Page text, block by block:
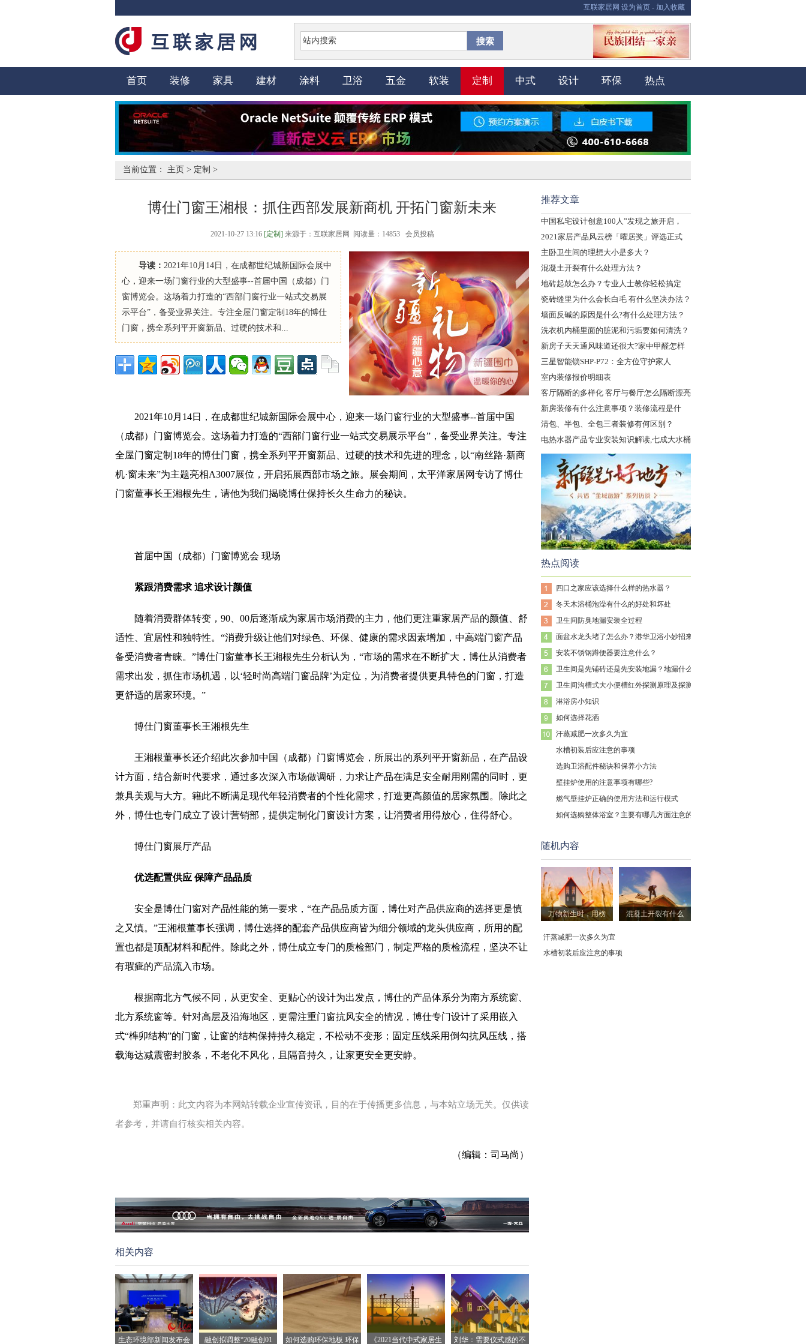
互联家居网 设为首页 - 加入收藏
搜索
首页 装修 家具 建材 涂料 卫浴 五金 软装 定制 中式 设计 环保 热点
当前位置： 主页 > 定制 >
博仕门窗王湘根：抓住西部发展新商机 开拓门窗新未来
2021-10-27 13:16 [定制] 来源于：互联家居网 阅读量：14853 会员投稿
导读： 2021年10月14日，在成都世纪城新国际会展中
心，迎来一场门窗行业的大型盛事--首届中国（成都）门
窗博览会。这场着力打造的“西部门窗行业一站式交易展
示平台”，备受业界关注。专注全屋门窗定制18年的博仕
门窗，携全系列平开窗新品、过硬的技术和...
2021年10月14日，在成都世纪城新国际会展中心，迎来一场门窗行业的大型盛事--首届中国
（成都）门窗博览会。这场着力打造的“西部门窗行业一站式交易展示平台”，备受业界关注。专注
全屋门窗定制18年的博仕门窗，携全系列平开窗新品、过硬的技术和先进的理念，以“南丝路·新商
机·窗未来”为主题亮相A3007展位，开启拓展西部市场之旅。展会期间，太平洋家居网专访了博仕
门窗董事长王湘根先生，请他为我们揭晓博仕保持长久生命力的秘诀。
首届中国（成都）门窗博览会 现场
紧跟消费需求 追求设计颜值
随着消费群体转变，90、00后逐渐成为家居市场消费的主力，他们更注重家居产品的颜值、舒
适性、宜居性和独特性。“消费升级让他们对绿色、环保、健康的需求因素增加，中高端门窗产品
备受消费者青睐。”博仕门窗董事长王湘根先生分析认为，“市场的需求在不断扩大，博仕从消费者
需求出发，抓住市场机遇，以‘轻时尚高端门窗品牌’为定位，为消费者提供更具特色的门窗，打造
更舒适的居家环境。”
博仕门窗董事长王湘根先生
王湘根董事长还介绍此次参加中国（成都）门窗博览会，所展出的系列平开窗新品，在产品设
计方面，结合新时代要求，通过多次深入市场做调研，力求让产品在满足安全耐用刚需的同时，更
兼具美观与大方。籍此不断满足现代年轻消费者的个性化需求，打造更高颜值的居家氛围。除此之
外，博仕也专门成立了设计营销部，提供定制化门窗设计方案，让消费者用得放心，住得舒心。
博仕门窗展厅产品
优选配置供应 保障产品品质
安全是博仕门窗对产品性能的第一要求，“在产品品质方面，博仕对产品供应商的选择更是慎
之又慎。”王湘根董事长强调，博仕选择的配套产品供应商皆为细分领域的龙头供应商，所用的配
置也都是顶配材料和配件。除此之外，博仕成立专门的质检部门，制定严格的质检流程，坚决不让
有瑕疵的产品流入市场。
根据南北方气候不同，从更安全、更贴心的设计为出发点，博仕的产品体系分为南方系统窗、
北方系统窗等。针对高层及沿海地区，更需注重门窗抗风安全的情况，博仕专门设计了采用嵌入
式“榫卯结构”的门窗，让窗的结构保持持久稳定，不松动不变形；固定压线采用倒勾抗风压线，搭
载海达减震密封胶条，不老化不风化，且隔音持久，让家更安全更安静。
郑重声明：此文内容为本网站转载企业宣传资讯，目的在于传播更多信息，与本站立场无关。仅供读
者参考，并请自行核实相关内容。
（编辑：司马尚）
相关内容
生态环境部新闻发布会 融创拟调整“20融创01 如何选购环保地板 环保 《2021当代中式家居生 刘华：需要仪式感的不
推荐文章
中国私宅设计创意100人”发现之旅开启，
2021家居产品风云榜「曜居奖」评选正式
主卧卫生间的理想大小是多大？
混凝土开裂有什么处理方法？
地砖起鼓怎么办？专业人士教你轻松搞定
瓷砖缝里为什么会长白毛 有什么坚决办法？
墙面反碱的原因是什么?有什么处理方法？
洗衣机内桶里面的脏泥和污垢要如何清洗？
新房子天天通风味道还很大?家中甲醛怎样
才
三星智能锁SHP-P72：全方位守护家人
室内装修报价明细表
客厅隔断的多样化 客厅与餐厅怎么隔断漂亮
新房装修有什么注意事项？装修流程是什
么？
清包、半包、全包三者装修有何区别？
电热水器产品专业安装知识解读,七成大水桶
热点阅读
四口之家应该选择什么样的热水器？
冬天木浴桶泡澡有什么的好处和坏处
卫生间防臭地漏安装全过程
面盆水龙头堵了怎么办？港华卫浴小妙招来帮
安装不锈钢蹲便器要注意什么？
卫生间是先铺砖还是先安装地漏？地漏什么时
卫生间沟槽式大小便槽红外探测原理及探测范
淋浴房小知识
如何选择花洒
汗蒸减肥一次多久为宜
水槽初装后应注意的事项
选购卫浴配件秘诀和保养小方法
壁挂炉使用的注意事项有哪些?
燃气壁挂炉正确的使用方法和运行模式
如何选购整体浴室？主要有哪几方面注意的
随机内容
万物新生时，用榜 混凝土开裂有什么
汗蒸减肥一次多久为宜
水槽初装后应注意的事项